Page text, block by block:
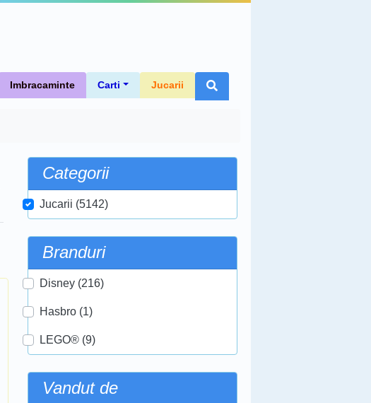
Imbracaminte Carti Jucarii
Categorii
Jucarii (5142)
Branduri
Disney (216)
Hasbro (1)
LEGO® (9)
Vandut de